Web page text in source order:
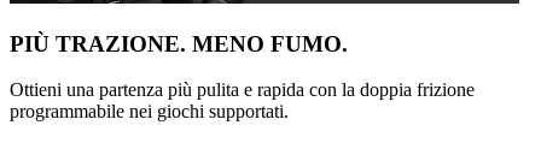
PIÙ TRAZIONE. MENO FUMO.
Ottieni una partenza più pulita e rapida con la doppia frizione
programmabile nei giochi supportati.